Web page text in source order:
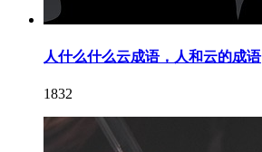
人什么什么云成语，人和云的成语
1832